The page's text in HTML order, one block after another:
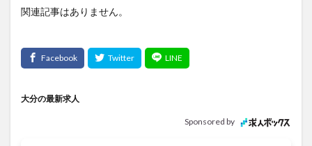
関連記事はありません。
大分の最新求人
Sponsored by